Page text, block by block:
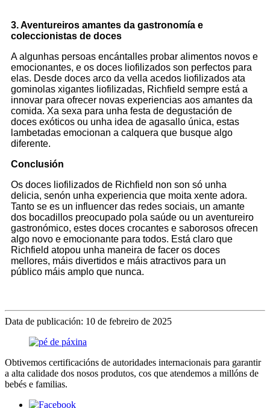
3. Aventureiros amantes da gastronomía e
coleccionistas de doces
A algunhas persoas encántalles probar alimentos novos e
emocionantes, e os doces liofilizados son perfectos para
elas. Desde doces arco da vella acedos liofilizados ata
gominolas xigantes liofilizadas, Richfield sempre está a
innovar para ofrecer novas experiencias aos amantes da
comida. Xa sexa para unha festa de degustación de
doces exóticos ou unha idea de agasallo única, estas
lambetadas emocionan a calquera que busque algo
diferente.
Conclusión
Os doces liofilizados de Richfield non son só unha
delicia, senón unha experiencia que moita xente adora.
Tanto se es un influencer das redes sociais, un amante
dos bocadillos preocupado pola saúde ou un aventureiro
gastronómico, estes doces crocantes e saborosos ofrecen
algo novo e emocionante para todos. Está claro que
Richfield atopou unha maneira de facer os doces
mellores, máis divertidos e máis atractivos para un
público máis amplo que nunca.
Data de publicación: 10 de febreiro de 2025
Obtivemos certificacións de autoridades internacionais para garantir
a alta calidade dos nosos produtos, cos que atendemos a millóns de
bebés e familias.